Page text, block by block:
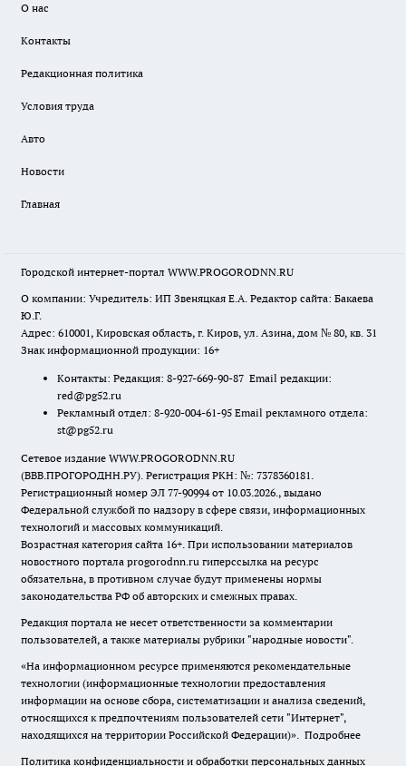
О нас
Контакты
Редакционная политика
Условия труда
Авто
Новости
Главная
Городской интернет-портал WWW.PROGORODNN.RU
О компании: Учредитель: ИП Звеняцкая Е.А. Редактор сайта: Бакаева
Ю.Г.
Адрес: 610001, Кировская область, г. Киров, ул. Азина, дом № 80, кв. 31
Знак информационной продукции: 16+
Контакты: Редакция: 8-927-669-90-87 Email редакции:
red@pg52.ru
Рекламный отдел: 8-920-004-61-95 Email рекламного отдела:
st@pg52.ru
Сетевое издание WWW.PROGORODNN.RU
(ВВВ.ПРОГОРОДНН.РУ). Регистрация РКН: №: 7378360181.
Регистрационный номер ЭЛ 77-90994 от 10.03.2026., выдано
Федеральной службой по надзору в сфере связи, информационных
технологий и массовых коммуникаций.
Возрастная категория сайта 16+. При использовании материалов
новостного портала progorodnn.ru гиперссылка на ресурс
обязательна, в противном случае будут применены нормы
законодательства РФ об авторских и смежных правах.
Редакция портала не несет ответственности за комментарии
пользователей, а также материалы рубрики "народные новости".
«На информационном ресурсе применяются рекомендательные
технологии (информационные технологии предоставления
информации на основе сбора, систематизации и анализа сведений,
относящихся к предпочтениям пользователей сети "Интернет",
находящихся на территории Российской Федерации)». Подробнее
Политика конфиденциальности и обработки персональных данных